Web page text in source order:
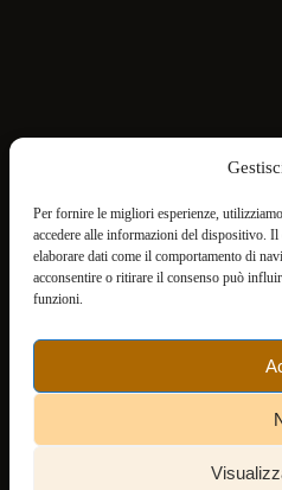
Per fornire le migliori esperienze,
accedere alle informazioni del dispositivo. Il
elaborare dati come il comportamento di
acconsentire o ritirare il consenso può
funzioni.